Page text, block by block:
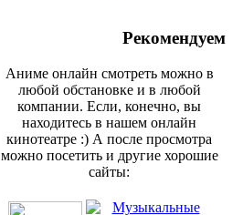
Рекомендуем
Аниме онлайн смотреть можно в
любой обстановке и в любой
компании. Если, конечно, вы
находитесь в нашем онлайн
кинотеатре :) А после просмотра
можно посетить и другие хорошие
сайты: